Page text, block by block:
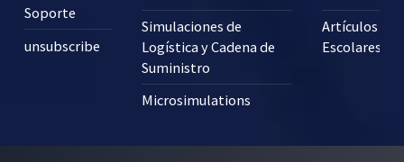
Soporte
unsubscribe
Simulaciones de
Logística y Cadena de
Suministro
Microsimulations
Artículos
Escolares